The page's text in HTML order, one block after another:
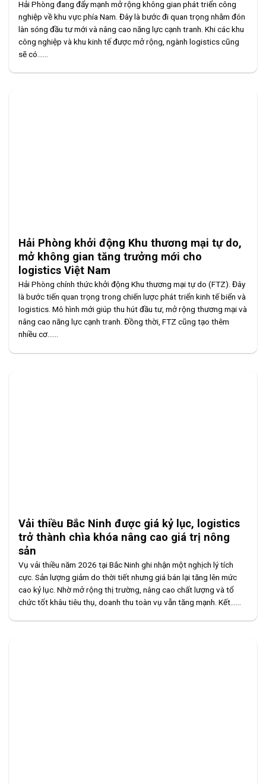
Hải Phòng đang đẩy mạnh mở rộng không gian phát triển công
nghiệp về khu vực phía Nam. Đây là bước đi quan trọng nhằm đón
làn sóng đầu tư mới và nâng cao năng lực cạnh tranh. Khi các khu
công nghiệp và khu kinh tế được mở rộng, ngành logistics cũng
sẽ có......
Hải Phòng khởi động Khu thương mại tự do,
mở không gian tăng trưởng mới cho
logistics Việt Nam
Hải Phòng chính thức khởi động Khu thương mại tự do (FTZ). Đây
là bước tiến quan trọng trong chiến lược phát triển kinh tế biển và
logistics. Mô hình mới giúp thu hút đầu tư, mở rộng thương mại và
nâng cao năng lực cạnh tranh. Đồng thời, FTZ cũng tạo thêm
nhiều cơ......
Vải thiều Bắc Ninh được giá kỷ lục, logistics
trở thành chìa khóa nâng cao giá trị nông
sản
Vụ vải thiều năm 2026 tại Bắc Ninh ghi nhận một nghịch lý tích
cực. Sản lượng giảm do thời tiết nhưng giá bán lại tăng lên mức
cao kỷ lục. Nhờ mở rộng thị trường, nâng cao chất lượng và tổ
chức tốt khâu tiêu thụ, doanh thu toàn vụ vẫn tăng mạnh. Kết......